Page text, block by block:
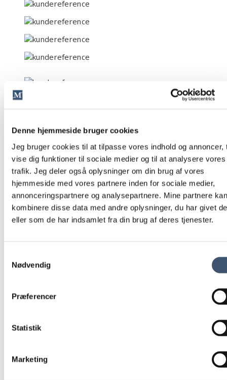
Denne hjemmeside bruger cookies
Jeg bruger cookies til at tilpasse vores indhold og annoncer,
vise dig funktioner til sociale medier og til at analysere vores
trafik. Jeg deler også oplysninger om din brug af vores
hjemmeside med vores partnere inden for sociale medier,
annonceringspartnere og analysepartnere. Mine partnere kan
kombinere disse data med andre oplysninger, du har givet
eller som de har indsamlet fra din brug af deres tjenester.
Nødvendig
Præferencer
Statistik
Marketing